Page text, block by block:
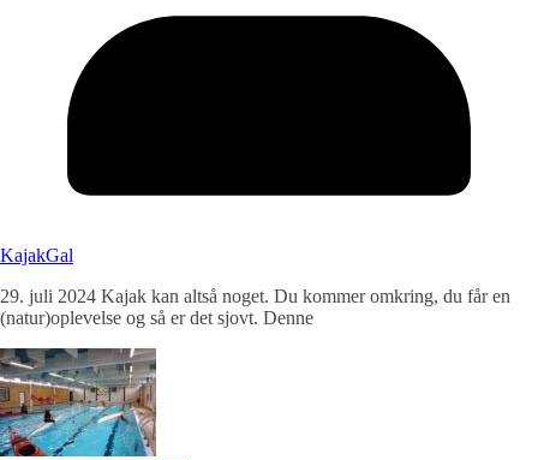
KajakGal
29. juli 2024 Kajak kan altså noget. Du kommer omkring, du får en
(natur)oplevelse og så er det sjovt. Denne